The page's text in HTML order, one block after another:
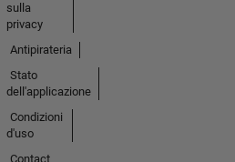
sulla
privacy
Antipirateria
Stato
dell'applicazione
Condizioni
d'uso
Contact